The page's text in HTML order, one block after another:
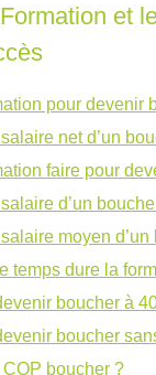
et
pour devenir
net d’un
faire pour
d’un
moyen d’un
temps dure la
boucher à
boucher
boucher ?